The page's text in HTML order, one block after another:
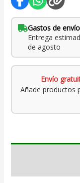
Gastos de
Entrega
de agosto
Envío
Añade productos